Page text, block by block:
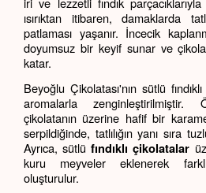
ısırıktan itibaren, damaklarda
patlaması yaşanır. İncecik
doyumsuz bir keyif sunar ve
katar.
Beyoğlu Çikolatası'nın sütlü
aromalarla zenginleştirilmiştir.
çikolatanın üzerine hafif bir
serpildiğinde, tatlılığın yanı sıra
Ayrıca, sütlü fındıklı çikolatalar
kuru meyveler eklenerek
oluşturulur.